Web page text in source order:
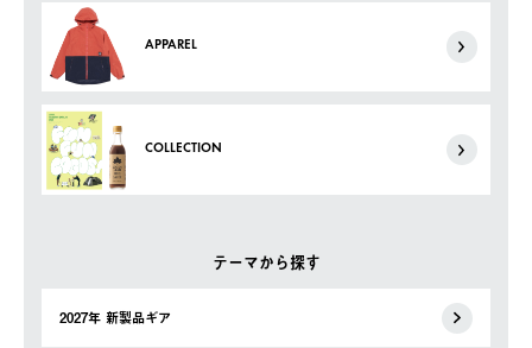
APPAREL
COLLECTION
テーマから探す
2027年 新製品ギア